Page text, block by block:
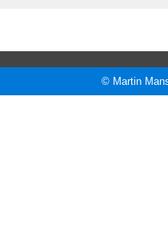
© Martin